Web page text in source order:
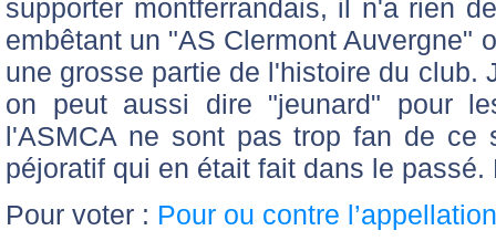
supporter montferrandais, il n'a rien
embêtant un "AS Clermont Auvergne"
une grosse partie de l'histoire du club.
on peut aussi dire "jeunard" pour
l'ASMCA ne sont pas trop fan de ce
péjoratif qui en était fait dans le passé.
Pour voter : Pour ou contre